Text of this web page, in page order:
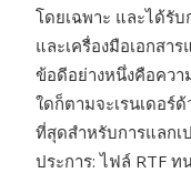
โดยเฉพาะ และได้รั
และเครื่องมือเอกสา
ข้อดีอย่างหนึ่งคือคว
ใดก็ตามจะเรนเดอร์
ที่สุดสำหรับการแลกเ
ประการ: ไฟล์ RTF ท